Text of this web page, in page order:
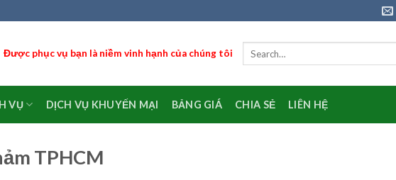
Được phục vụ bạn là niềm vinh hạnh của chúng tôi
VỤ DỊCH VỤ KHUYẾN MẠI BẢNG GIÁ CHIA SẺ LIÊN HỆ
TPHCM